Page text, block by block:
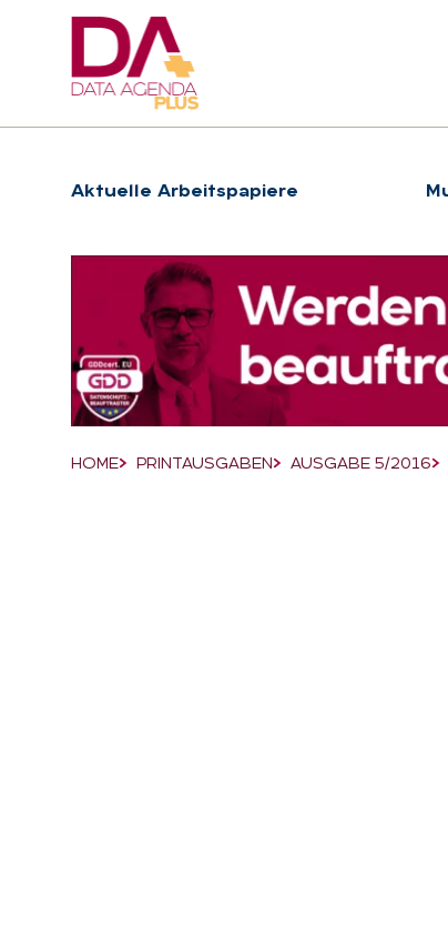
Suchfeld
Hauptnavigation
Ak­tu­el­le Ar­beits­pa­pie­re
Breadcrumb-Navigation
HOME PRINTAUSGABEN AUSGABE 5/2016